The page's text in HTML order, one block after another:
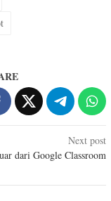
Next post
dari Google Classroom